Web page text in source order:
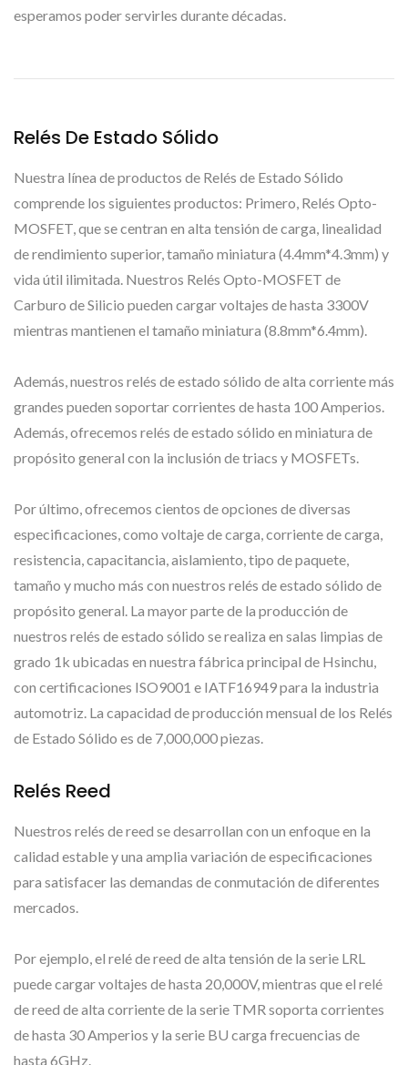
esperamos poder servirles durante décadas.
Relés De Estado Sólido
Nuestra línea de productos de Relés de Estado Sólido
comprende los siguientes productos: Primero, Relés Opto-
MOSFET, que se centran en alta tensión de carga, linealidad
de rendimiento superior, tamaño miniatura (4.4mm*4.3mm) y
vida útil ilimitada. Nuestros Relés Opto-MOSFET de
Carburo de Silicio pueden cargar voltajes de hasta 3300V
mientras mantienen el tamaño miniatura (8.8mm*6.4mm).
Además, nuestros relés de estado sólido de alta corriente más
grandes pueden soportar corrientes de hasta 100 Amperios.
Además, ofrecemos relés de estado sólido en miniatura de
propósito general con la inclusión de triacs y MOSFETs.
Por último, ofrecemos cientos de opciones de diversas
especificaciones, como voltaje de carga, corriente de carga,
resistencia, capacitancia, aislamiento, tipo de paquete,
tamaño y mucho más con nuestros relés de estado sólido de
propósito general. La mayor parte de la producción de
nuestros relés de estado sólido se realiza en salas limpias de
grado 1k ubicadas en nuestra fábrica principal de Hsinchu,
con certificaciones ISO9001 e IATF16949 para la industria
automotriz. La capacidad de producción mensual de los Relés
de Estado Sólido es de 7,000,000 piezas.
Relés Reed
Nuestros relés de reed se desarrollan con un enfoque en la
calidad estable y una amplia variación de especificaciones
para satisfacer las demandas de conmutación de diferentes
mercados.
Por ejemplo, el relé de reed de alta tensión de la serie LRL
puede cargar voltajes de hasta 20,000V, mientras que el relé
de reed de alta corriente de la serie TMR soporta corrientes
de hasta 30 Amperios y la serie BU carga frecuencias de
hasta 6GHz.